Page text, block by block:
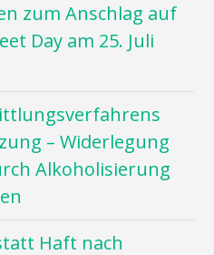
zum Anschlag auf
Day am 25. Juli
– Widerlegung
Alkoholisierung
Haft nach